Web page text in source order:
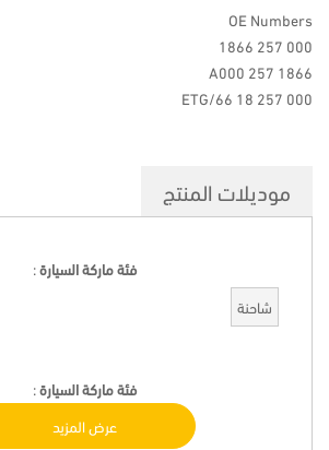
OE Numbers
000 257 1866
A000 257 1866
000 257 18 66/ETG
موديلات المنتج
فئة ماركة السيارة:
شاحنة
فئة ماركة السيارة:
عرض المزيد